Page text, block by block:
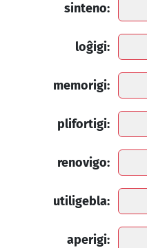
sinteno:
loĝigi:
memorigi:
plifortigi:
renovigo:
utiligebla:
aperigi: